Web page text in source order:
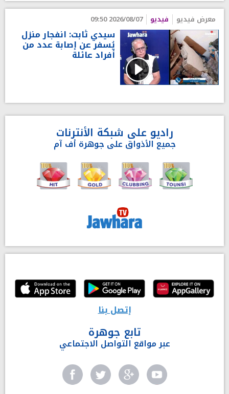
معرض فيديو فيديو 2026/08/07 09:50
سيدي ثابت: انفجار منزل
يُسفر عن إصابة عدد من
أفراد عائلة
راديو على شبكة الأنترنات
جميع الأذواق على جوهرة أف آم
إتصل بنا
تابع جوهرة
عبر مواقع التواصل الاجتماعي